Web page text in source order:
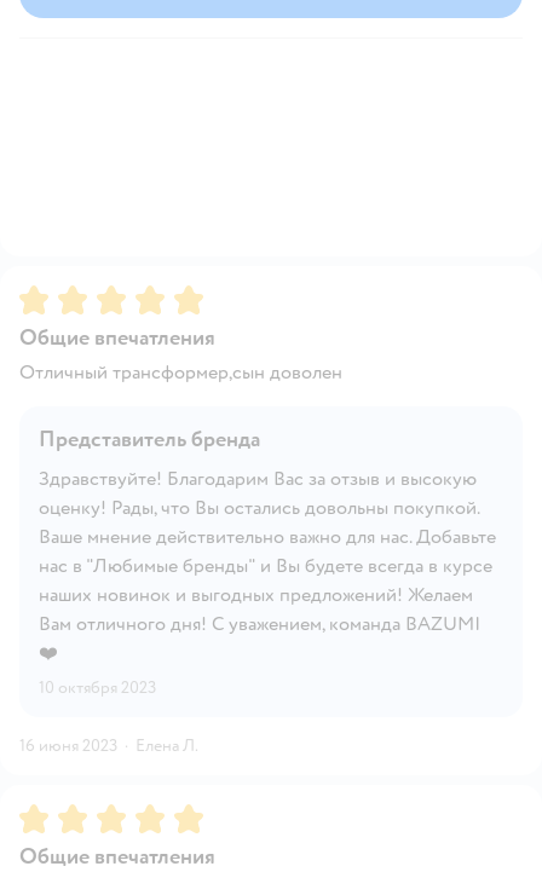
Рейтинг:5
Общие впечатления
Отличный трансформер,сын доволен
Представитель бренда
Здравствуйте! Благодарим Вас за отзыв и высокую
оценку! Рады, что Вы остались довольны покупкой.
Ваше мнение действительно важно для нас. Добавьте
нас в "Любимые бренды" и Вы будете всегда в курсе
наших новинок и выгодных предложений! Желаем
Вам отличного дня! С уважением, команда BAZUMI
❤️
10 октября 2023
16 июня 2023 · Елена Л.
Рейтинг:5
Общие впечатления